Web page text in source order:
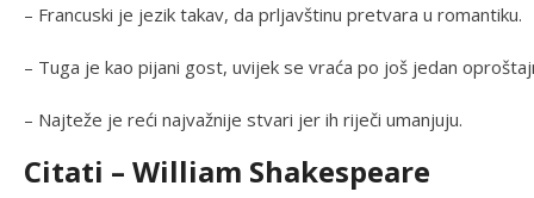
– Francuski je jezik takav, da prljavštinu pretvara u romantiku.
– Tuga je kao pijani gost, uvijek se vraća po još jedan
– Najteže je reći najvažnije stvari jer ih riječi umanjuju.
Citati – William Shakespeare